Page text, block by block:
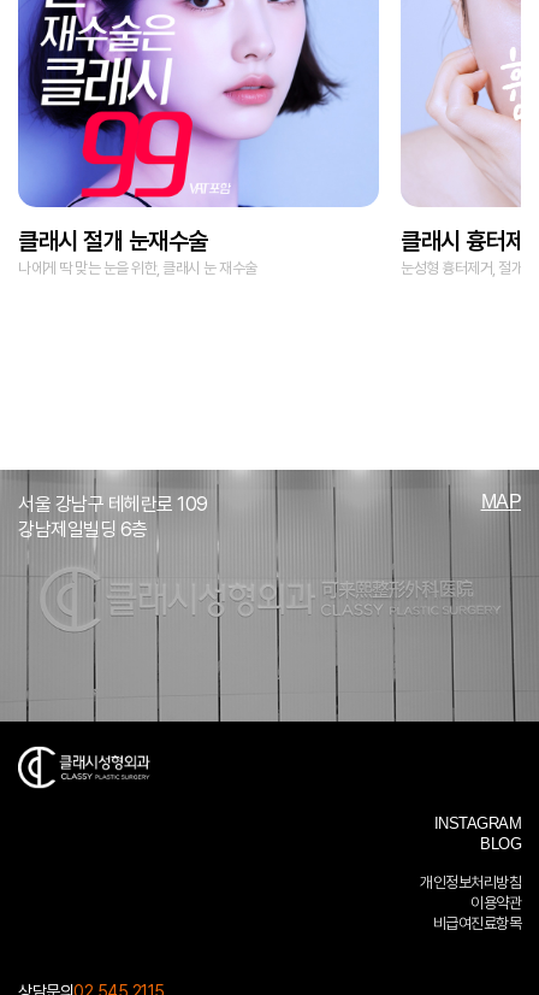
클래시 절개 눈재수술
나에게 딱 맞는 눈을 위한, 클래시 눈 재수술
클래시 흉터제
눈성형 흉터제거, 절개
서울 강남구 테헤란로 109
강남제일빌딩 6층
MAP
INSTAGRAM
BLOG
개인정보처리방침
이용약관
비급여진료항목